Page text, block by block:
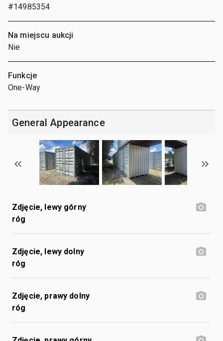
#14985354
Na miejscu aukcji
Nie
Funkcje
One-Way
General Appearance
Zdjęcie, lewy górny
róg
Zdjęcie, lewy dolny
róg
Zdjęcie, prawy dolny
róg